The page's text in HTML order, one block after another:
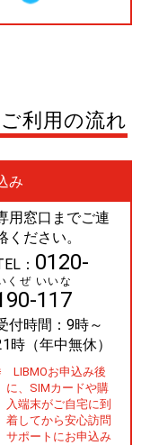
利用の流れ
み
用窓口までご連
ください。
： 0120-
117
くぜ いいな
付時間：9時～
時（年中無休）
LIBMOお申込み後
に、SIMカードや購
入端末がご自宅に到
着してから安心訪問
サポートにお申込み